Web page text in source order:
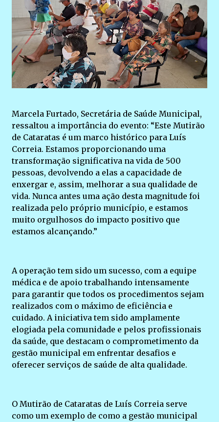
Marcela Furtado, Secretária de Saúde Municipal,
ressaltou a importância do evento: “Este Mutirão
de Cataratas é um marco histórico para Luís
Correia. Estamos proporcionando uma
transformação significativa na vida de 500
pessoas, devolvendo a elas a capacidade de
enxergar e, assim, melhorar a sua qualidade de
vida. Nunca antes uma ação desta magnitude foi
realizada pelo próprio município, e estamos
muito orgulhosos do impacto positivo que
estamos alcançando.”
A operação tem sido um sucesso, com a equipe
médica e de apoio trabalhando intensamente
para garantir que todos os procedimentos sejam
realizados com o máximo de eficiência e
cuidado. A iniciativa tem sido amplamente
elogiada pela comunidade e pelos profissionais
da saúde, que destacam o comprometimento da
gestão municipal em enfrentar desafios e
oferecer serviços de saúde de alta qualidade.
O Mutirão de Cataratas de Luís Correia serve
como um exemplo de como a gestão municipal